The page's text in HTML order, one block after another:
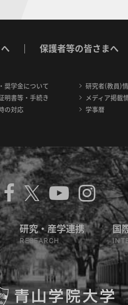
保護者等の皆さまへ
奨学金について
明書等・手続き
の対応
研究者(教員)
メディア掲載
学事暦
研究・産学連携
RESEARCH
国